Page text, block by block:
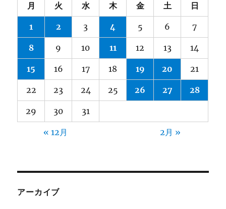
月 火 水 木 金 土 日
1 2 3 4 5 6 7
8 9 10 11 12 13 14
15 16 17 18 19 20 21
22 23 24 25 26 27 28
29 30 31
« 12月 2月 »
アーカイブ